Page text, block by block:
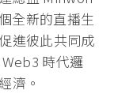
全新的直播生
進彼此共同成
時代邏
濟。